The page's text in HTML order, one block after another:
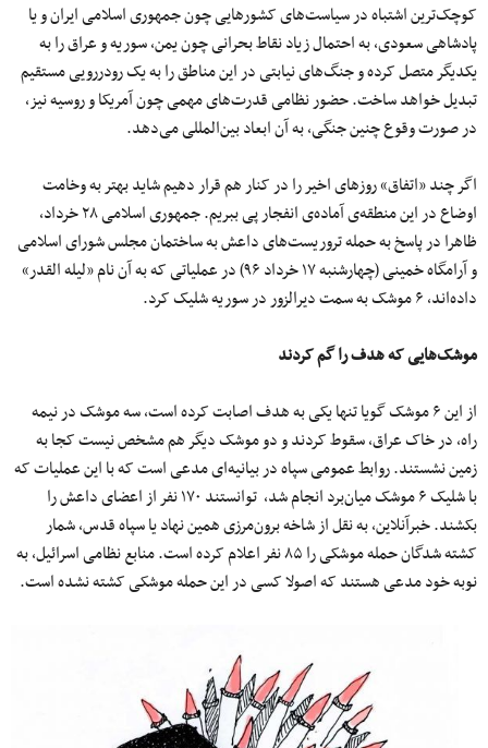
کوچک‌ترین اشتباه در سیاست‌های کشورهایی چون جمهوری اسلامی ایران و یا
پادشاهی سعودی، به احتمال زیاد نقاط بحرانی چون یمن، سوریه و عراق را به
یکدیگر متصل کرده و جنگ‌های نیابتی در این مناطق را به یک رودررویی مستقیم
تبدیل خواهد ساخت. حضور نظامی قدرت‌های مهمی چون آمریکا و روسیه نیز،
در صورت وقوع چنین جنگی، به آن ابعاد بین‌المللی می‌دهد.
اگر چند «اتفاق» روز‌های اخیر را در کنار هم قرار دهیم شاید بهتر به وخامت
اوضاع در این منطقه‌ی آماده‌ی انفجار پی ببریم. جمهوری اسلامی ۲۸ خرداد،
ظاهرا در پاسخ به حمله تروریست‌های داعش به ساختمان مجلس شورای اسلامی
و آرامگاه خمینی (چهارشنبه ۱۷ خرداد ۹۶) در عملیاتی که به آن نام «لیله القدر»
داده‌اند، ۶ موشک به سمت دیرالزور در سوریه شلیک کرد.
موشک‌هایی که هدف را گم کردند
از این ۶ موشک گویا تنها یکی به هدف اصابت کرده است، سه موشک در نیمه
راه، در خاک عراق، سقوط کردند و دو موشک دیگر هم مشخص نیست کجا به
زمین نشستند. روابط عمومی سپاه در بیانیه‌ای مدعی است که با این عملیات که
با شلیک ۶ موشک میان‌برد انجام شد، توانستند ۱۷۰ نفر از اعضای داعش را
بکشند. خبرآنلاین، به نقل از شاخه برون‌مرزی همین نهاد یا سپاه قدس، شمار
کشته شدگان حمله موشکی را ۸۵ نفر اعلام کرده است. منابع نظامی اسرائیل، به
نوبه خود مدعی هستند که اصولا کسی در این حمله موشکی کشته نشده است.